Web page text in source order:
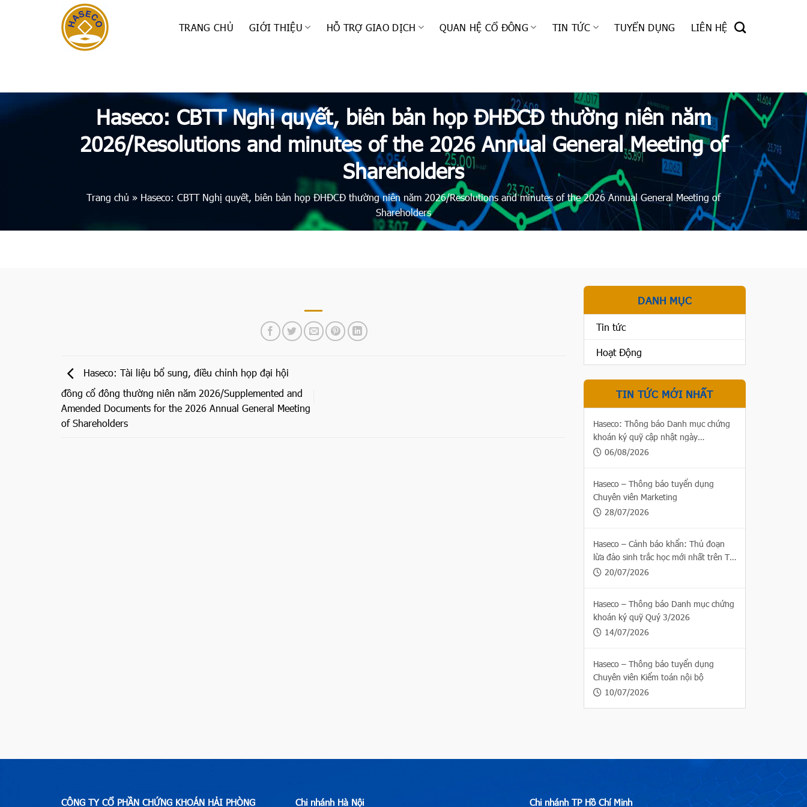
TRANG CHỦ GIỚI THIỆU HỖ TRỢ GIAO DỊCH QUAN HỆ CỔ ĐÔNG TIN TỨC TUYỂN DỤNG LIÊN HỆ
Haseco: CBTT Nghị quyết, biên bản họp ĐHĐCĐ thường niên năm
2026/Resolutions and minutes of the 2026 Annual General Meeting of
Shareholders
Trang chủ » Haseco: CBTT Nghị quyết, biên bản họp ĐHĐCĐ thường niên năm 2026/Resolutions and minutes of the 2026 Annual General Meeting of
Shareholders
Haseco: Tài liệu bổ sung, điều chỉnh họp đại hội
đồng cổ đông thường niên năm 2026/Supplemented and
Amended Documents for the 2026 Annual General Meeting
of Shareholders
DANH MỤC
Tin tức
Hoạt Động
TIN TỨC MỚI NHẤT
Haseco: Thông báo Danh mục chứng
khoán ký quỹ cập nhật ngày
06/08/2026
06/08/2026
Haseco – Thông báo tuyển dụng
Chuyên viên Marketing
28/07/2026
Haseco – Cảnh báo khẩn: Thủ đoạn
lừa đảo sinh trắc học mới nhất trên Thị
trường chứng khoán
20/07/2026
Haseco – Thông báo Danh mục chứng
khoán ký quỹ Quý 3/2026
14/07/2026
Haseco – Thông báo tuyển dụng
Chuyên viên Kiểm toán nội bộ
10/07/2026
CÔNG TY CỔ PHẦN CHỨNG KHOÁN HẢI PHÒNG Chi nhánh Hà Nội Chi nhánh TP Hồ Chí Minh